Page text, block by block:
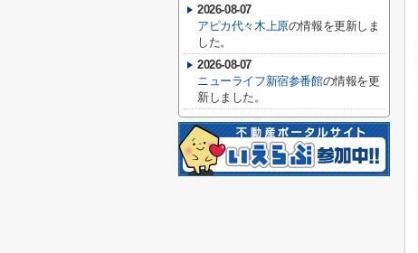
2026-08-07
アピカ代々木上原の情報を更新しま
した。
2026-08-07
ニューライフ新宿参番館の情報を更
新しました。